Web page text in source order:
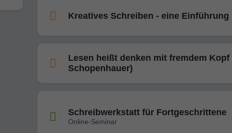
Kreatives Schreiben - eine Einführung
Lesen heißt denken mit fremdem Kopf
Schopenhauer)
Schreibwerkstatt für Fortgeschrittene
Online-Seminar